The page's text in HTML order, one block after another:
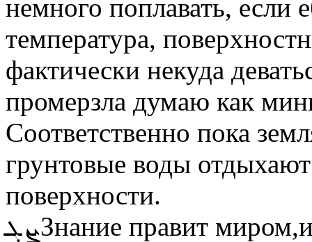
немного поплавать, если
температура,
фактически некуда
промерзла думаю как
Соответственно пока
грунтовые воды отдыхают
поверхности.
ܨܓЗнание правит миром,и поэтому,когда мы узнаём что-